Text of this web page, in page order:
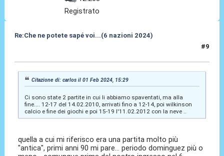
Registrato
Re:Che ne potete sapé voi...(6 nazioni 2024)
#9
Citazione di: carlos il 01 Feb 2024, 15:29
Ci sono state 2 partite in cui li abbiamo spaventati, ma alla
fine.... 12-17 del 14.02.2010, arrivati fino a 12-14, poi wilkinson
calcio e fine dei giochi e poi 15-19 l'11.02.2012 con la neve ..
quella a cui mi riferisco era una partita molto più
"antica", primi anni 90 mi pare... periodo dominguez più o